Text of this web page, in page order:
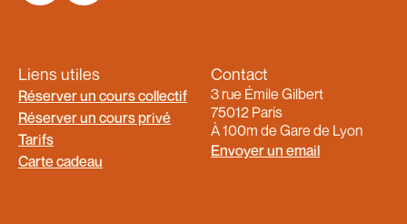
Liens utiles
Réserver un cours collectif
Réserver un cours privé
Tarifs
Carte cadeau
Contact
3 rue Émile Gilbert
75012 Paris
À 100m de Gare de Lyon
Envoyer un email